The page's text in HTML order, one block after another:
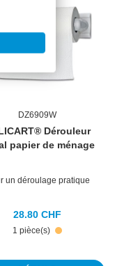
DZ6909W
Dérouleur
papier de ménage
un déroulage pratique
1 pièce(s)
28.80 CHF